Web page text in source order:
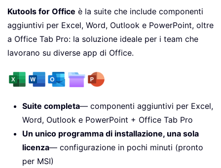
Kutools for Office è la suite che include componenti
aggiuntivi per Excel, Word, Outlook e PowerPoint, oltre
a Office Tab Pro: la soluzione ideale per i team che
lavorano su diverse app di Office.
Suite completa— componenti aggiuntivi per Excel,
Word, Outlook e PowerPoint + Office Tab Pro
Un unico programma di installazione, una sola
licenza— configurazione in pochi minuti (pronto
per MSI)